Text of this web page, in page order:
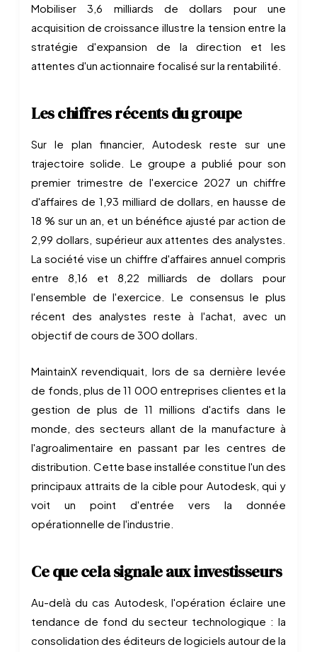
Mobiliser 3,6 milliards de dollars pour une
acquisition de croissance illustre la tension entre la
stratégie d'expansion de la direction et les
attentes d'un actionnaire focalisé sur la rentabilité.
Les chiffres récents du groupe
Sur le plan financier, Autodesk reste sur une
trajectoire solide. Le groupe a publié pour son
premier trimestre de l'exercice 2027 un chiffre
d'affaires de 1,93 milliard de dollars, en hausse de
18 % sur un an, et un bénéfice ajusté par action de
2,99 dollars, supérieur aux attentes des analystes.
La société vise un chiffre d'affaires annuel compris
entre 8,16 et 8,22 milliards de dollars pour
l'ensemble de l'exercice. Le consensus le plus
récent des analystes reste à l'achat, avec un
objectif de cours de 300 dollars.
MaintainX revendiquait, lors de sa dernière levée
de fonds, plus de 11 000 entreprises clientes et la
gestion de plus de 11 millions d'actifs dans le
monde, des secteurs allant de la manufacture à
l'agroalimentaire en passant par les centres de
distribution. Cette base installée constitue l'un des
principaux attraits de la cible pour Autodesk, qui y
voit un point d'entrée vers la donnée
opérationnelle de l'industrie.
Ce que cela signale aux investisseurs
Au-delà du cas Autodesk, l'opération éclaire une
tendance de fond du secteur technologique : la
consolidation des éditeurs de logiciels autour de la